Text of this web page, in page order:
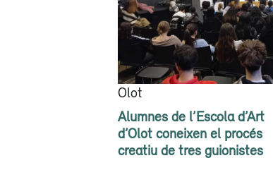
Olot
Alumnes de l’Escola d’Art
d’Olot coneixen el procés
creatiu de tres guionistes